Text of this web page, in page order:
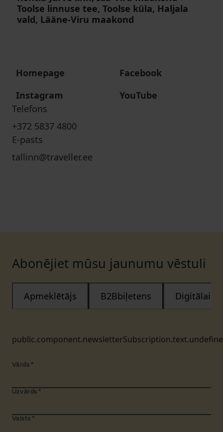
Toolse linnuse tee, Toolse küla, Haljala
vald, Lääne-Viru maakond
Homepage
Facebook
Instagram
YouTube
Telefons
+372 5837 4800
E-pasts
tallinn@traveller.ee
Abonējiet mūsu jaunumu vēstuli
Apmeklētājs B2Bbiļetens Digitālais
Vārds *
Uzvārds *
Valsts *